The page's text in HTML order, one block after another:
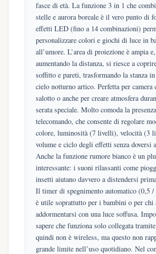
fasce di età. La funzione 3 in 1 che
stelle e aurora boreale è il vero punto di
effetti LED (fino a 14 combinazioni)
personalizzare colori e giochi di luce in
all’umore. L’area di proiezione è ampia e,
aumentando la distanza, si riesce a
soffitto e pareti, trasformando la stanza
cielo notturno artico. Perfetta per camera
salotto o anche per creare atmosfera
serata speciale. Molto comoda la
telecomando, che consente di regolare
colore, luminosità (7 livelli), velocità (3
volume e ciclo degli effetti senza doversi
Anche la funzione rumore bianco è un
interessante: i suoni rilassanti come
insetti aiutano davvero a distendersi
Il timer di spegnimento automatico (0,5
è utile soprattutto per i bambini o per chi
addormentarsi con una luce soffusa.
sapere che funziona solo collegata
quindi non è wireless, ma questo non
grande limite nell’uso quotidiano. Nel